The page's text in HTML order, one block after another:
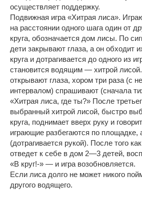
осуществляет поддержку.
Подвижная игра «Хитрая лиса».
на расстоянии одного шага один от
круга, обозначается дом лисы. По
дети закрывают глаза, а он обходит
круга и дотрагивается до одного из
становится водящим — хитрой
открывают глаза, хором три раза (с
интервалом) спрашивают (сначала
«Хитрая лиса, где ты?» После
выбранный хитрой лисой, быстро
круга, поднимает вверх руку и
играющие разбегаются по площадке,
(дотрагивается рукой). После того
отведет к себе в дом 2—3 детей,
«В круг!-» — и игра возобновляется.
Если лиса долго не может никого
другого водящего.